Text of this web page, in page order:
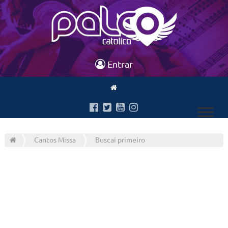
Entrar
Cantos Missa Buscai primeiro